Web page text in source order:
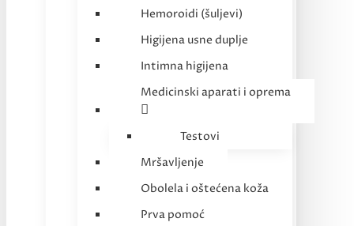
Hemoroidi (šuljevi)
Higijena usne duplje
Intimna higijena
Medicinski aparati i oprema
Testovi
Mršavljenje
Obolela i oštećena koža
Prva pomoć